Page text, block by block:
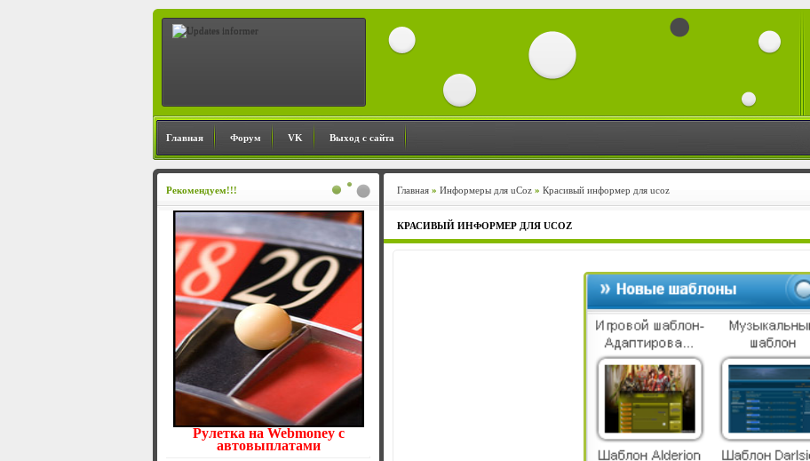
Главная Форум VK Выход с сайта
Главная » Информеры для uCoz » Красивый информер для ucoz
КРАСИВЫЙ ИНФОРМЕР ДЛЯ UCOZ
Рекомендуем!!!
Рулетка на Webmoney с
автовыплатами